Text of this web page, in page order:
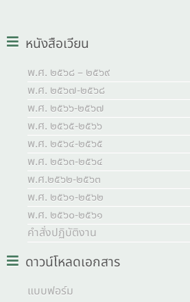
หนังสือเวียน
พ.ศ. ๒๕๖๘ – ๒๕๖๙
พ.ศ. ๒๕๖๗-๒๕๖๘
พ.ศ. ๒๕๖๖-๒๕๖๗
พ.ศ. ๒๕๖๕-๒๕๖๖
พ.ศ. ๒๕๖๔-๒๕๖๕
พ.ศ. ๒๕๖๓-๒๕๖๔
พ.ศ.๒๕๖๒-๒๕๖๓
พ.ศ. ๒๕๖๑-๒๕๖๒
พ.ศ. ๒๕๖๐-๒๕๖๑
คำสั่งปฏิบัติงาน
ดาวน์โหลดเอกสาร
แบบฟอร์ม